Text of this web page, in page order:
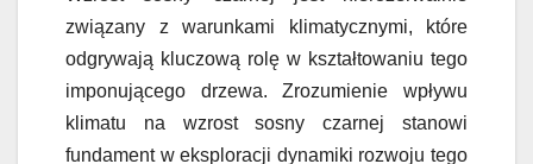
związany z warunkami klimatycznymi, które
odgrywają kluczową rolę w kształtowaniu tego
imponującego drzewa. Zrozumienie wpływu
klimatu na wzrost sosny czarnej stanowi
fundament w eksploracji dynamiki rozwoju tego